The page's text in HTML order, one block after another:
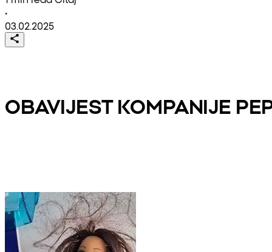
•
03.02.2025
OBAVIJEST KOMPANIJE